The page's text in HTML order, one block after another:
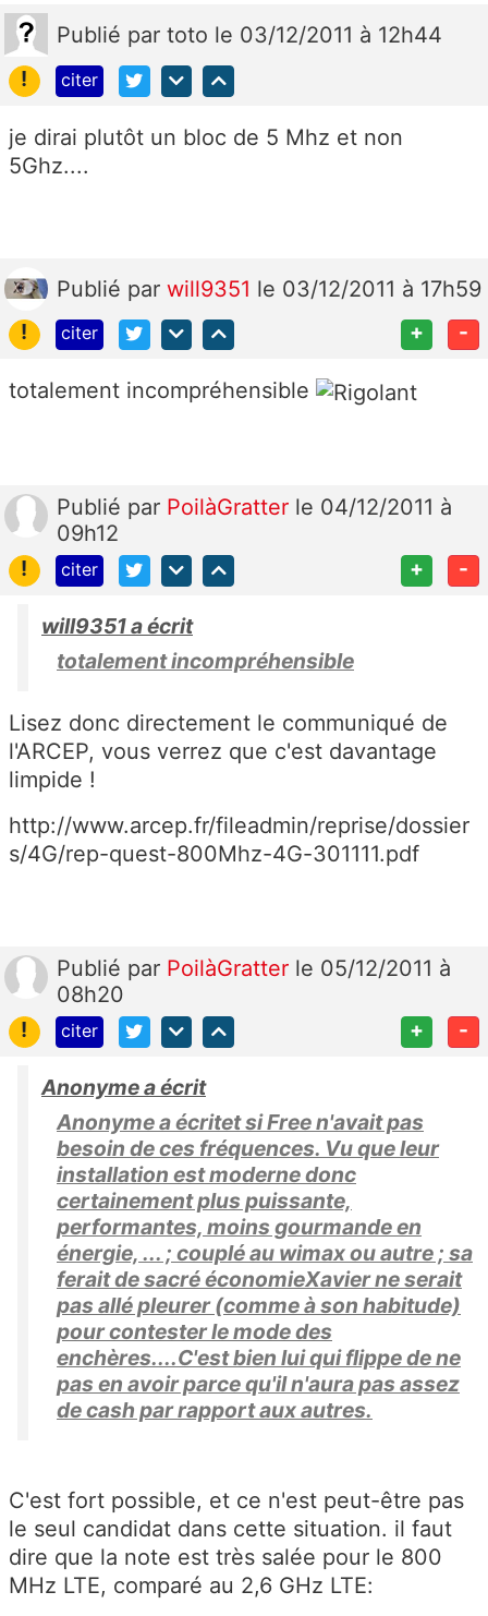
Publié par toto le 03/12/2011 à 12h44
!
citer
je dirai plutôt un bloc de 5 Mhz et non
5Ghz....
Publié par will9351 le 03/12/2011 à 17h59
!
citer + -
totalement incompréhensible
Publié par PoilàGratter le 04/12/2011 à
09h12
!
citer + -
will9351 a écrit
totalement incompréhensible
Lisez donc directement le communiqué de
l'ARCEP, vous verrez que c'est davantage
limpide !
http://www.arcep.fr/fileadmin/reprise/dossier
s/4G/rep-quest-800Mhz-4G-301111.pdf
Publié par PoilàGratter le 05/12/2011 à
08h20
!
citer + -
Anonyme a écrit
Anonyme a écritet si Free n'avait pas
besoin de ces fréquences. Vu que leur
installation est moderne donc
certainement plus puissante,
performantes, moins gourmande en
énergie, ... ; couplé au wimax ou autre ; sa
ferait de sacré économieXavier ne serait
pas allé pleurer (comme à son habitude)
pour contester le mode des
enchères....C'est bien lui qui flippe de ne
pas en avoir parce qu'il n'aura pas assez
de cash par rapport aux autres.
C'est fort possible, et ce n'est peut-être pas
le seul candidat dans cette situation. il faut
dire que la note est très salée pour le 800
MHz LTE, comparé au 2,6 GHz LTE: